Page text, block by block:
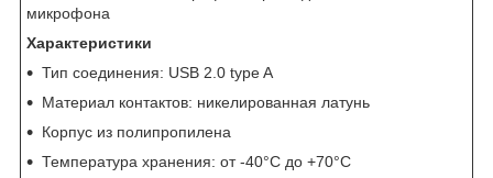
микрофона
Характеристики
Тип соединения: USB 2.0 type A
Материал контактов: никелированная латунь
Корпус из полипропилена
Температура хранения: от -40°C до +70°C